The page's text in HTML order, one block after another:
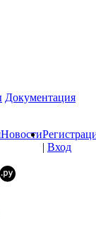
Документация
Новости
| Вход